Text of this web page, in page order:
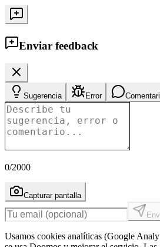
Enviar feedback
Sugerencia Error
0/2000
Capturar pantalla
Usamos cookies analíticas (Google